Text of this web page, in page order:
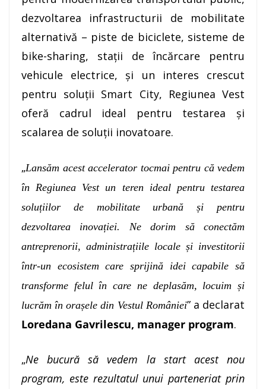
dezvoltarea infrastructurii de mobilitate
alternativă – piste de biciclete, sisteme de
bike-sharing, stații de încărcare pentru
vehicule electrice, și un interes crescut
pentru soluții Smart City, Regiunea Vest
oferă cadrul ideal pentru testarea și
scalarea de soluții inovatoare.
„Lansăm acest accelerator tocmai pentru că vedem
în Regiunea Vest un teren ideal pentru testarea
soluțiilor de mobilitate urbană și pentru
dezvoltarea inovației. Ne dorim să conectăm
antreprenorii, administrațiile locale și investitorii
într-un ecosistem care sprijină idei capabile să
transforme felul în care ne deplasăm, locuim și
lucrăm în orașele din Vestul României” a declarat
Loredana Gavrilescu, manager program.
„Ne bucură să vedem la start acest nou
program, este rezultatul unui parteneriat prin